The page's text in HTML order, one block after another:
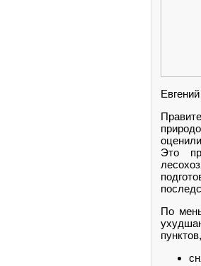
Это
По